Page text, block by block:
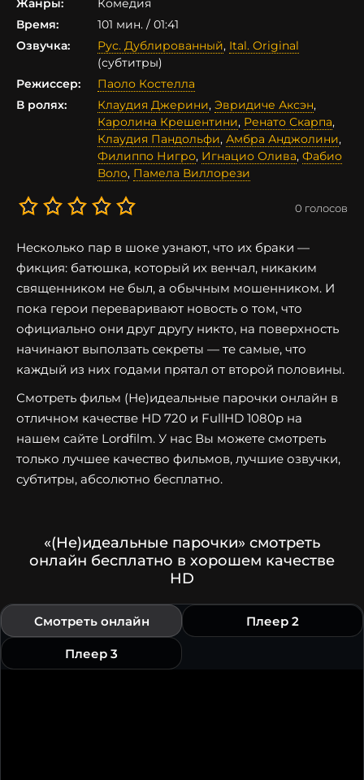
Жанры:
Комедия
Время:
101 мин. / 01:41
Озвучка:
Рус. Дублированный, Ital. Original
(субтитры)
Режиссер:
Паоло Костелла
В ролях:
Клаудия Джерини, Эвридиче Аксэн,
Каролина Крешентини, Ренато Скарпа,
Клаудия Пандольфи, Амбра Анджолини,
Филиппо Нигро, Игнацио Олива, Фабио
Воло, Памела Виллорези
0 голосов
Несколько пар в шоке узнают, что их браки —
фикция: батюшка, который их венчал, никаким
священником не был, а обычным мошенником. И
пока герои переваривают новость о том, что
официально они друг другу никто, на поверхность
начинают выползать секреты — те самые, что
каждый из них годами прятал от второй половины.
Смотреть фильм (Не)идеальные парочки онлайн в
отличном качестве HD 720 и FullHD 1080p на
нашем сайте Lordfilm. У нас Вы можете смотреть
только лучшее качество фильмов, лучшие озвучки,
субтитры, абсолютно бесплатно.
«(Не)идеальные парочки» смотреть
онлайн бесплатно в хорошем качестве
HD
Смотреть онлайн Плеер 2
Плеер 3